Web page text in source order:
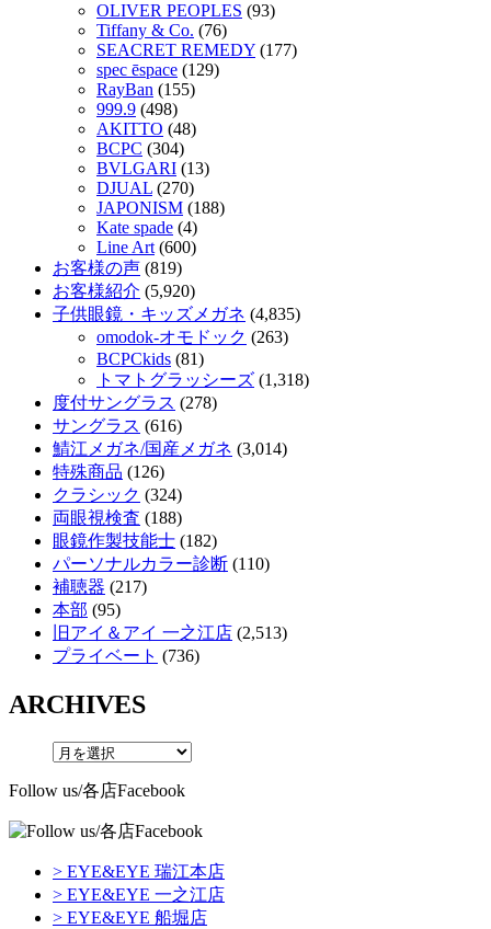
OLIVER PEOPLES (93)
Tiffany & Co. (76)
SEACRET REMEDY (177)
spec ēspace (129)
RayBan (155)
999.9 (498)
AKITTO (48)
BCPC (304)
BVLGARI (13)
DJUAL (270)
JAPONISM (188)
Kate spade (4)
Line Art (600)
お客様の声 (819)
お客様紹介 (5,920)
子供眼鏡・キッズメガネ (4,835)
omodok-オモドック (263)
BCPCkids (81)
トマトグラッシーズ (1,318)
度付サングラス (278)
サングラス (616)
鯖江メガネ/国産メガネ (3,014)
特殊商品 (126)
クラシック (324)
両眼視検査 (188)
眼鏡作製技能士 (182)
パーソナルカラー診断 (110)
補聴器 (217)
本部 (95)
旧アイ＆アイ 一之江店 (2,513)
プライベート (736)
ARCHIVES
Follow us/各店Facebook
> EYE&EYE 瑞江本店
> EYE&EYE 一之江店
> EYE&EYE 船堀店